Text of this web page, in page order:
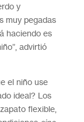
y
muy pegadas
haciendo es
advirtió
el niño use
ideal? Los
flexible,